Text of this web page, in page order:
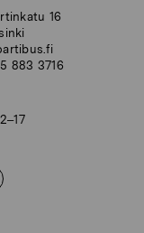
16
883 3716